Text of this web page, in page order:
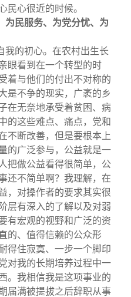
民心很近的时候。
为民服务、为党分忧、为
我的初心。在农村出生长
眼看到在一个转型的时
着与他们的付出不对称的
是不争的现实，广袤的乡
在无奈地承受着贫困、病
的这些难点、痛点，党和
不断改善，但是要根本上
的广泛参与，公益就是一
把做公益看得很简单，公
还不简单啊？我理解，在
，对操作者的要求其实很
层有深入的了解以及对弱
有宏观的视野和广泛的资
的、值得信赖的公众形
得住寂寞、一步一个脚印
对我的长期培养过程中一
。我相信我是这项事业的
届满被提拔之后辞职从事